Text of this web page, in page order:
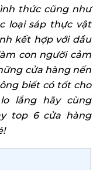
thức cũng như
loại sáp thực vật
kết hợp với dầu
con người cảm
cửa hàng nến
biết có tốt cho
lắng hãy cùng
top 6 cửa hàng